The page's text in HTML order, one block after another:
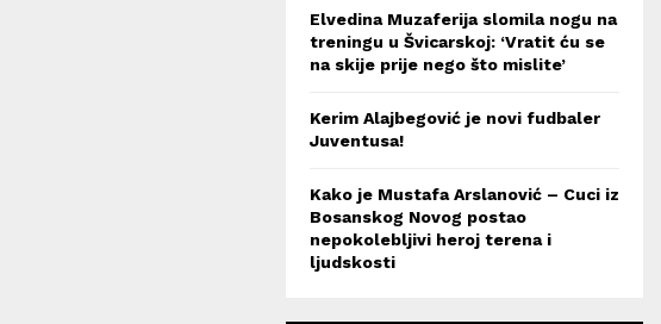
Elvedina Muzaferija slomila nogu na
treningu u Švicarskoj: ‘Vratit ću se
na skije prije nego što mislite’
Kerim Alajbegović je novi fudbaler
Juventusa!
Kako je Mustafa Arslanović – Cuci iz
Bosanskog Novog postao
nepokolebljivi heroj terena i
ljudskosti